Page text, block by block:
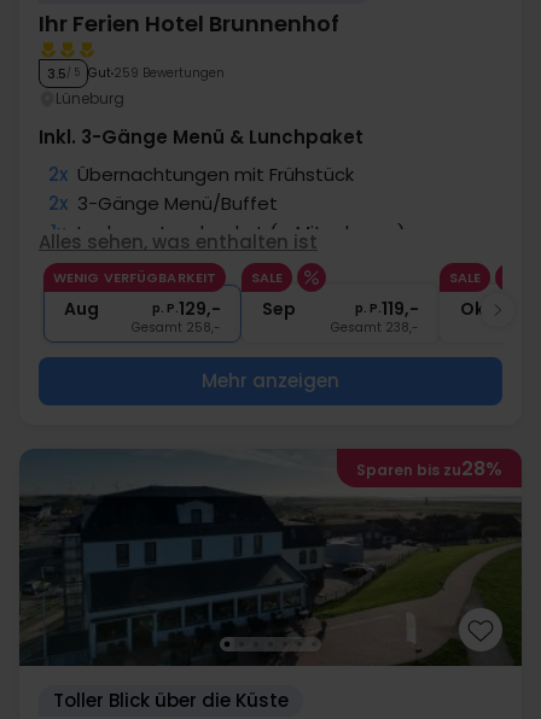
Ihr Ferien Hotel Brunnenhof
3.5/ 5 Gut 259 Bewertungen
Lüneburg
Inkl. 3-Gänge Menü & Lunchpaket
2x Übernachtungen mit Frühstück
2x 3-Gänge Menü/Buffet
1x Leckeres Lunchpaket (z. Mitnehmen)
1x 5 € Wellnessgutschein
2x Gratis Nutzung von Sauna und Pool
Alles sehen, was enthalten ist
WENIG VERFÜGBARKEIT
Aug p. P.129,-
Gesamt 258,-
SALE
Sep p. P.119,-
Gesamt 238,-
SALE
Okt
Mehr anzeigen
Sparen bis zu28%
Toller Blick über die Küste